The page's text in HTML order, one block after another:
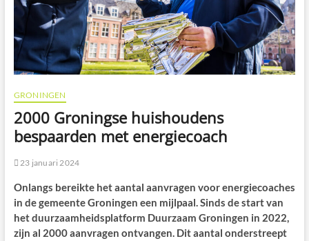
GRONINGEN
2000 Groningse huishoudens
bespaarden met energiecoach
23 januari 2024
Onlangs bereikte het aantal aanvragen voor energiecoaches
in de gemeente Groningen een mijlpaal. Sinds de start van
het duurzaamheidsplatform Duurzaam Groningen in 2022,
zijn al 2000 aanvragen ontvangen. Dit aantal onderstreept